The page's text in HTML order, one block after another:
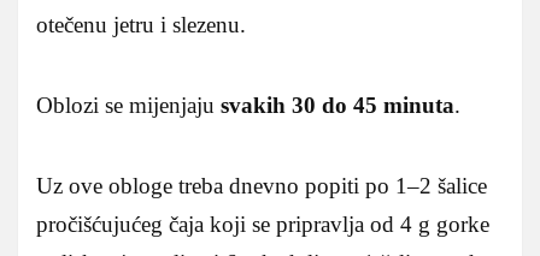
otečenu jetru i slezenu.
Oblozi se mijenjaju svakih 30 do 45 minuta.
Uz ove obloge treba dnevno popiti po 1–2 šalice
pročišćujućeg čaja koji se pripravlja od 4 g gorke